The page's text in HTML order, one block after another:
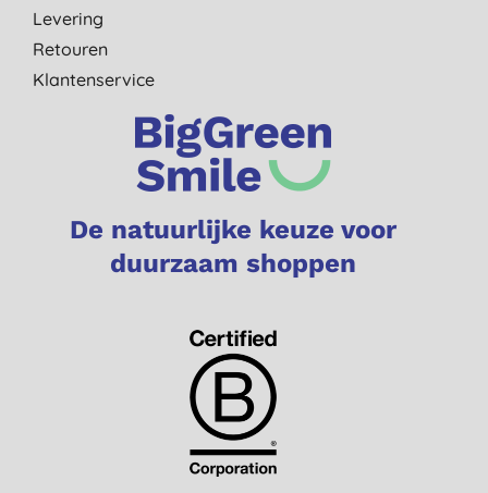
Levering
Retouren
Klantenservice
De natuurlijke keuze voor
duurzaam shoppen